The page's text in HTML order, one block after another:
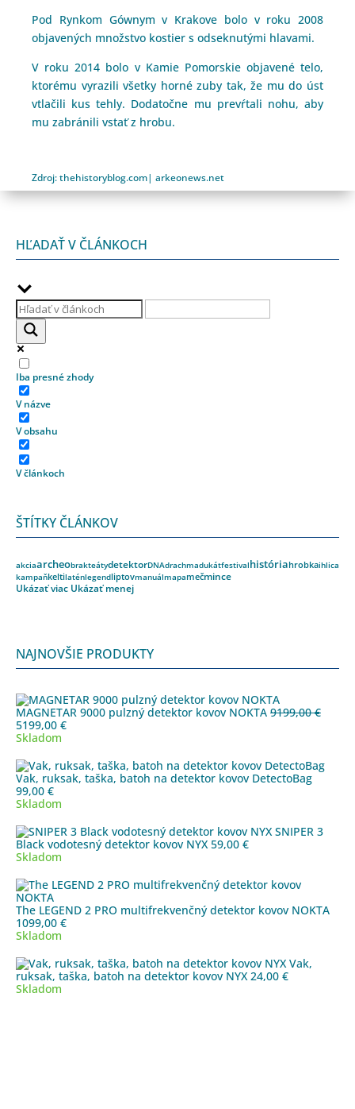
Pod Rynkom Gównym v Krakove bolo v roku 2008
objavených množstvo kostier s odseknutými hlavami.
V roku 2014 bolo v Kamie Pomorskie objavené telo,
ktorému vyrazili všetky horné zuby tak, že mu do úst
vtlačili kus tehly. Dodatočne mu prevŕtali nohu, aby
mu zabránili vstať z hrobu.
Zdroj:thehistoryblog.com| arkeonews.net
HĽADAŤ V ČLÁNKOCH
Iba presné zhody
V názve
V obsahu
V článkoch
ŠTÍTKY ČLÁNKOV
akciaarcheobrakteátydetektorDNAdrachmadukátfestivalhistóriahrobkaihlica
kampaňkeltilaténlegendliptovmanuálmapamečmince
Ukázať viac Ukázať menej
NAJNOVŠIE PRODUKTY
MAGNETAR 9000 pulzný detektor kovov NOKTA 9199,00€
Pôvodná
cena
9199,00 €.
5199,00 €Aktuálna
5199,00 €.
Skladom
Vak, ruksak, taška, batoh na detektor kovov DetectoBag
99,00 €
Skladom
SNIPER 3
Black vodotesný detektor kovov NYX 59,00 €
Skladom
The LEGEND 2 PRO multifrekvenčný detektor kovov NOKTA
1099,00 €
Skladom
Vak,
ruksak, taška, batoh na detektor kovov NYX 24,00 €
Skladom